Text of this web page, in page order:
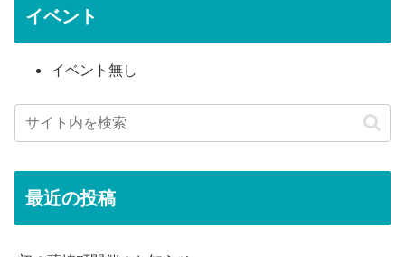
イベント
イベント無し
最近の投稿